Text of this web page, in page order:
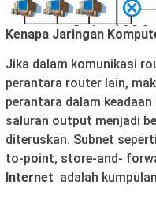
Kenapa Jaringan
Jika dalam komunikasi
perantara router lain,
perantara dalam
saluran output menjadi
diteruskan. Subnet
to-point, store-and-
Internet adalah